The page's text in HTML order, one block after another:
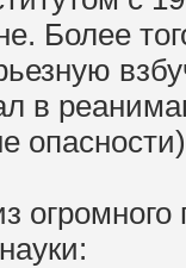
Более
в